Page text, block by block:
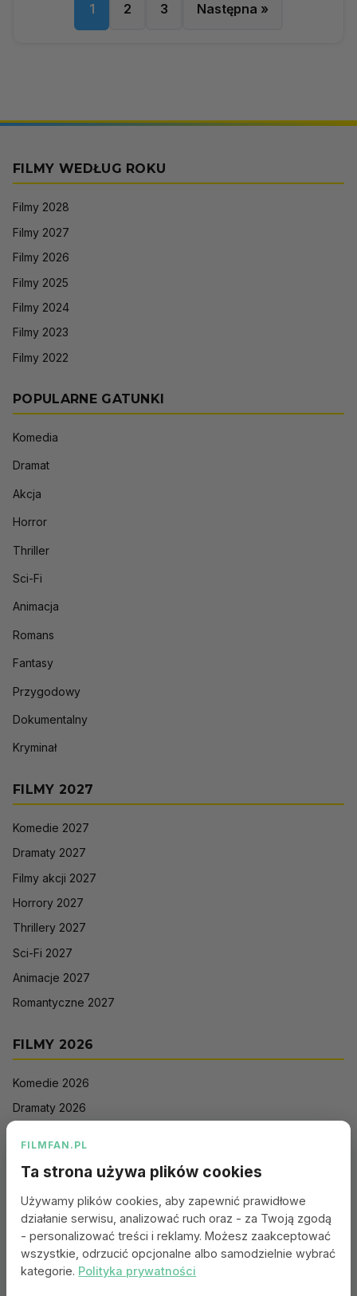
1 2 3 Następna »
FILMY WEDŁUG ROKU
Filmy 2028
Filmy 2027
Filmy 2026
Filmy 2025
Filmy 2024
Filmy 2023
Filmy 2022
POPULARNE GATUNKI
Komedia
Dramat
Akcja
Horror
Thriller
Sci-Fi
Animacja
Romans
Fantasy
Przygodowy
Dokumentalny
Kryminał
FILMY 2027
Komedie 2027
Dramaty 2027
Filmy akcji 2027
Horrory 2027
Thrillery 2027
Sci-Fi 2027
Animacje 2027
Romantyczne 2027
FILMY 2026
Komedie 2026
Dramaty 2026
Sci-Fi 2026
Animacje 2026
Romantyczne 2026
FILMFAN.PL
Ta strona używa plików cookies
Używamy plików cookies, aby zapewnić prawidłowe
działanie serwisu, analizować ruch oraz - za Twoją zgodą
- personalizować treści i reklamy. Możesz zaakceptować
wszystkie, odrzucić opcjonalne albo samodzielnie wybrać
kategorie. Polityka prywatności